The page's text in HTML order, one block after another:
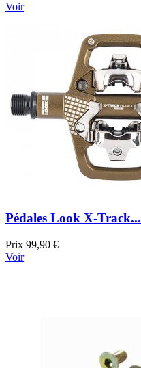
Voir
Pédales Look X-Track...
Prix 99,90 €
Voir